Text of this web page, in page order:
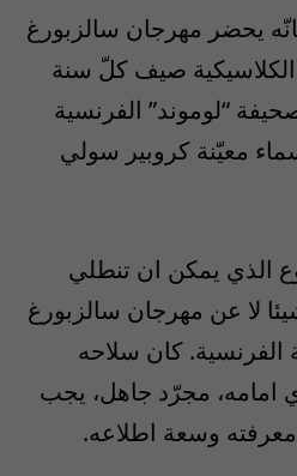
يحضر مهرجان سالزبورغ
صيف كلّ سنة
“لوموند” الفرنسية
معيّنة كروبير سولي
الذي يمكن ان تنطلي
لا عن مهرجان سالزبورغ
الفرنسية. كان سلاحه
امامه، مجرّد جاهل، يجب
وسعة اطلاعه.